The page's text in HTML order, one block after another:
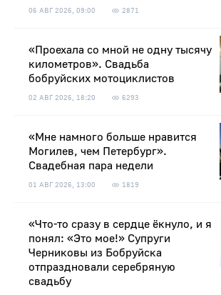
06 АВГ 2026, 09:00 2871
«Проехала со мной не одну тысячу
километров». Свадьба
бобруйских мотоциклистов
02 АВГ 2026, 18:20 6293
«Мне намного больше нравится
Могилев, чем Петербург».
Свадебная пара недели
01 АВГ 2026, 13:00 1819
«Что-то сразу в сердце ёкнуло, и я
понял: «Это мое!» Супруги
Черниковы из Бобруйска
отпраздновали серебряную
свадьбу